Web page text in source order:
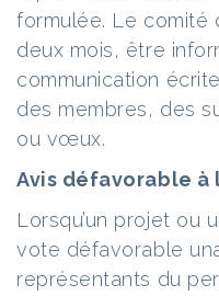
formulée. Le comité
deux mois, être
communication
des membres, des
ou vœux.
Avis défavorable à
Lorsqu’un projet ou
vote défavorable
représentants du